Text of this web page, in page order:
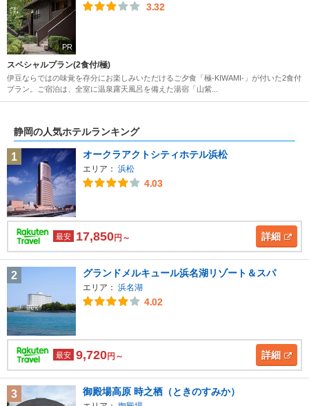
PR
3.32
スペシャルプラン(2食付/極)
伊豆ならではの味覚を存分にお楽しみいただけるご夕食「極-KIWAMI-」が付いた2食付
プラン。ご宿泊は、全室に温泉露天風呂を備えた湯宿「山紫...
静岡の人気ホテルランキング
1 オークラアクトシティホテル浜松
エリア： 浜松
4.03
最安 17,850円～ 詳細
2 グランドメルキュール浜名湖リゾート＆スパ
エリア： 浜名湖
4.02
最安 9,720円～ 詳細
3 御殿場高原 時之栖（ときのすみか）